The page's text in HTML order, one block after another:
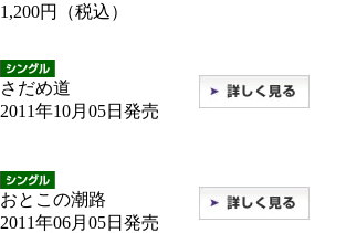
1,200円（税込）
さだめ道
2011年10月05日発売
おとこの潮路
2011年06月05日発売